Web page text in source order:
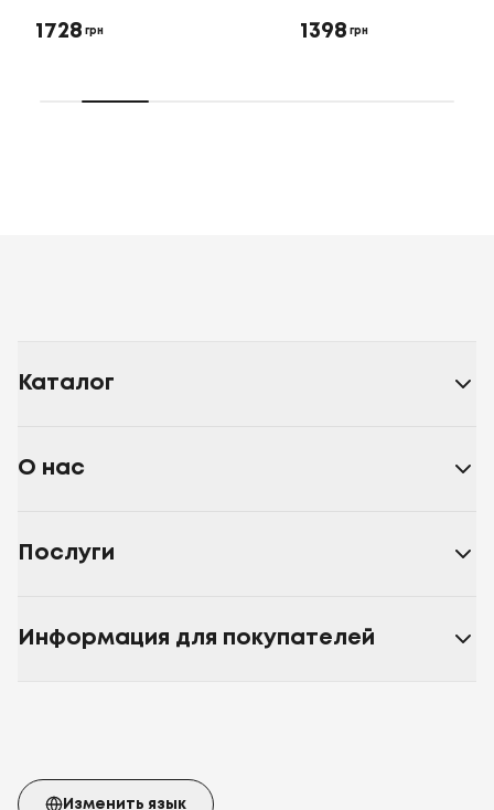
1728 грн 1398 грн
Каталог
О нас
Послуги
Информация для покупателей
Изменить язык